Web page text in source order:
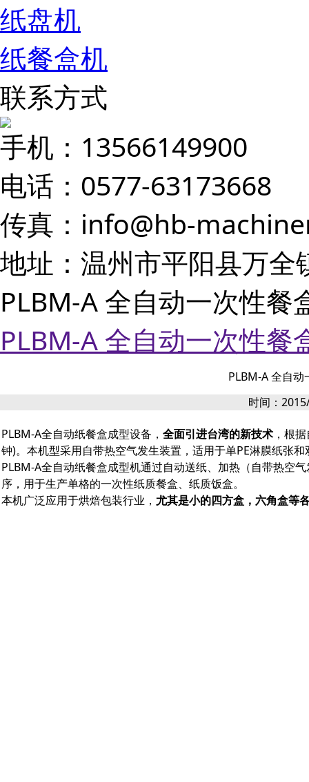
纸盘机
纸餐盒机
联系方式
手机：13566149900
电话：0577-63173668
传真：info@hb-
地址：温州市平阳县万全
PLBM-A 全自动一次性餐
PLBM-A 全自动一次性餐
PLBM-A 全自
时间：
PLBM-A全自动纸餐盒成型设备， 全面引进台湾的新技术 ，根
钟)。本机型采用自带热空气发生装置，适用于单PE淋膜纸张和
PLBM-A全自动纸餐盒成型机通过自动送纸、加热（自带热空
序，用于生产单格的一次性纸质餐盒、纸质饭盒。
本机广泛应用于烘焙包装行业， 尤其是小的四方盒，六角盒等